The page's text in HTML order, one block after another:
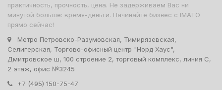
практичность, прочность, цена. Не задерживаем Вас ни
минутой больше: время-деньги. Начинайте бизнес с IMATO
прямо сейчас!
Метро Петровско-Разумовская, Тимирязевская,
Селигерская, Торгово-офисный центр "Норд Хаус",
Дмитровское ш, 100 строение 2, торговый комплекс, линия С,
2 этаж, офис №3245
+7 (495) 150-75-47